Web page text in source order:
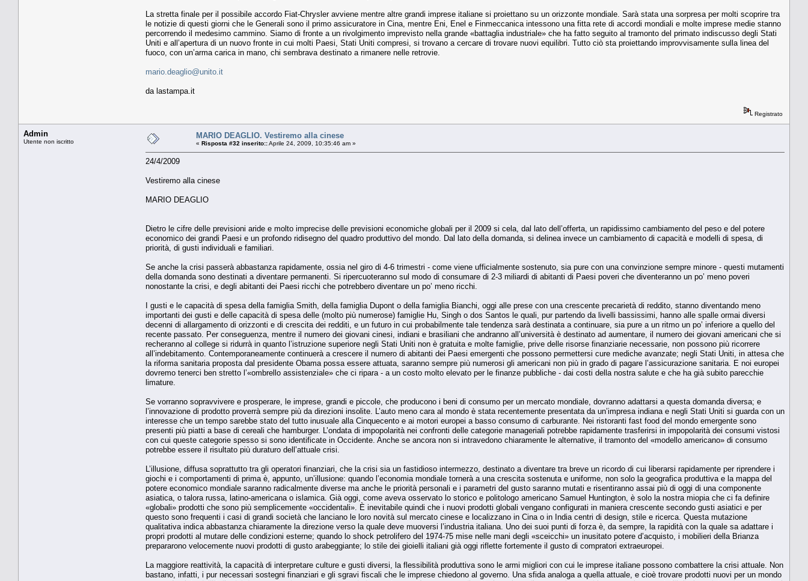
La stretta finale per il possibile accordo Fiat-Chrysler avviene mentre altre grandi imprese italiane si proiettano su un orizzonte mondiale. Sarà stata una sorpresa per molti scoprire tra
le notizie di questi giorni che le Generali sono il primo assicuratore in Cina, mentre Eni, Enel e Finmeccanica intessono una fitta rete di accordi mondiali e molte imprese medie stanno
percorrendo il medesimo cammino. Siamo di fronte a un rivolgimento imprevisto nella grande «battaglia industriale» che ha fatto seguito al tramonto del primato indiscusso degli Stati
Uniti e all’apertura di un nuovo fronte in cui molti Paesi, Stati Uniti compresi, si trovano a cercare di trovare nuovi equilibri. Tutto ciò sta proiettando improvvisamente sulla linea del
fuoco, con un’arma carica in mano, chi sembrava destinato a rimanere nelle retrovie.
mario.deaglio@unito.it
da lastampa.it
Registrato
Admin
Utente non iscritto
MARIO DEAGLIO. Vestiremo alla cinese
« Risposta #32 inserito::Aprile 24, 2009, 10:35:46 am »
24/4/2009
Vestiremo alla cinese
MARIO DEAGLIO
Dietro le cifre delle previsioni aride e molto imprecise delle previsioni economiche globali per il 2009 si cela, dal lato dell’offerta, un rapidissimo cambiamento del peso e del potere
economico dei grandi Paesi e un profondo ridisegno del quadro produttivo del mondo. Dal lato della domanda, si delinea invece un cambiamento di capacità e modelli di spesa, di
priorità, di gusti individuali e familiari.
Se anche la crisi passerà abbastanza rapidamente, ossia nel giro di 4-6 trimestri - come viene ufficialmente sostenuto, sia pure con una convinzione sempre minore - questi mutamenti
della domanda sono destinati a diventare permanenti. Si ripercuoteranno sul modo di consumare di 2-3 miliardi di abitanti di Paesi poveri che diventeranno un po’ meno poveri
nonostante la crisi, e degli abitanti dei Paesi ricchi che potrebbero diventare un po’ meno ricchi.
I gusti e le capacità di spesa della famiglia Smith, della famiglia Dupont o della famiglia Bianchi, oggi alle prese con una crescente precarietà di reddito, stanno diventando meno
importanti dei gusti e delle capacità di spesa delle (molto più numerose) famiglie Hu, Singh o dos Santos le quali, pur partendo da livelli bassissimi, hanno alle spalle ormai diversi
decenni di allargamento di orizzonti e di crescita dei redditi, e un futuro in cui probabilmente tale tendenza sarà destinata a continuare, sia pure a un ritmo un po’ inferiore a quello del
recente passato. Per conseguenza, mentre il numero dei giovani cinesi, indiani e brasiliani che andranno all’università è destinato ad aumentare, il numero dei giovani americani che si
recheranno al college si ridurrà in quanto l’istruzione superiore negli Stati Uniti non è gratuita e molte famiglie, prive delle risorse finanziarie necessarie, non possono più ricorrere
all’indebitamento. Contemporaneamente continuerà a crescere il numero di abitanti dei Paesi emergenti che possono permettersi cure mediche avanzate; negli Stati Uniti, in attesa che
la riforma sanitaria proposta dal presidente Obama possa essere attuata, saranno sempre più numerosi gli americani non più in grado di pagare l’assicurazione sanitaria. E noi europei
dovremo tenerci ben stretto l’«ombrello assistenziale» che ci ripara - a un costo molto elevato per le finanze pubbliche - dai costi della nostra salute e che ha già subito parecchie
limature.
Se vorranno sopravvivere e prosperare, le imprese, grandi e piccole, che producono i beni di consumo per un mercato mondiale, dovranno adattarsi a questa domanda diversa; e
l’innovazione di prodotto proverrà sempre più da direzioni insolite. L’auto meno cara al mondo è stata recentemente presentata da un’impresa indiana e negli Stati Uniti si guarda con un
interesse che un tempo sarebbe stato del tutto inusuale alla Cinquecento e ai motori europei a basso consumo di carburante. Nei ristoranti fast food del mondo emergente sono
presenti più piatti a base di cereali che hamburger. L’ondata di impopolarità nei confronti delle categorie manageriali potrebbe rapidamente trasferirsi in impopolarità dei consumi vistosi
con cui queste categorie spesso si sono identificate in Occidente. Anche se ancora non si intravedono chiaramente le alternative, il tramonto del «modello americano» di consumo
potrebbe essere il risultato più duraturo dell’attuale crisi.
L’illusione, diffusa soprattutto tra gli operatori finanziari, che la crisi sia un fastidioso intermezzo, destinato a diventare tra breve un ricordo di cui liberarsi rapidamente per riprendere i
giochi e i comportamenti di prima è, appunto, un’illusione: quando l’economia mondiale tornerà a una crescita sostenuta e uniforme, non solo la geografica produttiva e la mappa del
potere economico mondiale saranno radicalmente diverse ma anche le priorità personali e i parametri del gusto saranno mutati e risentiranno assai più di oggi di una componente
asiatica, o talora russa, latino-americana o islamica. Già oggi, come aveva osservato lo storico e politologo americano Samuel Huntington, è solo la nostra miopia che ci fa definire
«globali» prodotti che sono più semplicemente «occidentali». È inevitabile quindi che i nuovi prodotti globali vengano configurati in maniera crescente secondo gusti asiatici e per
questo sono frequenti i casi di grandi società che lanciano le loro novità sul mercato cinese e localizzano in Cina o in India centri di design, stile e ricerca. Questa mutazione
qualitativa indica abbastanza chiaramente la direzione verso la quale deve muoversi l’industria italiana. Uno dei suoi punti di forza è, da sempre, la rapidità con la quale sa adattare i
propri prodotti al mutare delle condizioni esterne; quando lo shock petrolifero del 1974-75 mise nelle mani degli «sceicchi» un inusitato potere d’acquisto, i mobilieri della Brianza
prepararono velocemente nuovi prodotti di gusto arabeggiante; lo stile dei gioielli italiani già oggi riflette fortemente il gusto di compratori extraeuropei.
La maggiore reattività, la capacità di interpretare culture e gusti diversi, la flessibilità produttiva sono le armi migliori con cui le imprese italiane possono combattere la crisi attuale. Non
bastano, infatti, i pur necessari sostegni finanziari e gli sgravi fiscali che le imprese chiedono al governo. Una sfida analoga a quella attuale, e cioè trovare prodotti nuovi per un mondo